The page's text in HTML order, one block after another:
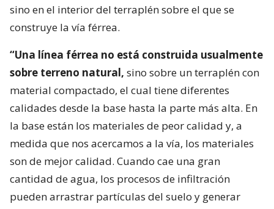
sino en el interior del terraplén sobre el que se
construye la vía férrea.
“Una línea férrea no está construida usualmente
sobre terreno natural, sino sobre un terraplén con
material compactado, el cual tiene diferentes
calidades desde la base hasta la parte más alta. En
la base están los materiales de peor calidad y, a
medida que nos acercamos a la vía, los materiales
son de mejor calidad. Cuando cae una gran
cantidad de agua, los procesos de infiltración
pueden arrastrar partículas del suelo y generar